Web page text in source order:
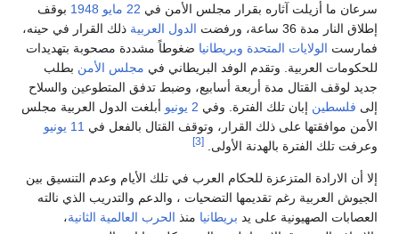
أزيلت آثاره بقرار مجلس الأمن في22 مايو 1948بوقف
ساعة، ورفضت
الدول العربية ذلك القرار في حينه،
الولايات المتحدة وبريطانياضغوطاً مشددة مصحوبة بتهديدات
العربية. وتقدم الوفد البريطاني فيمجلس الأمن بطلب
القتال مدة أربعة أسابيع، وضبط تدفق المتطوعين والسلاح
إبان تلك الفترة. وفي 2 يونيو
أبلغت الدول العربية مجلس
على ذلك القرار، وتوقف القتال بالفعل في11 يونيو
الفترة بالهدنة الأولى.[3]
المتزعزة للحكام العرب في تلك الأيام وعدم التنسيق بين
رغم تقديمها التضحيات ، والدعم والتدريب الذي نالته
الصهيونية على يدبريطانيامنذ الحرب العالمية الثانية،